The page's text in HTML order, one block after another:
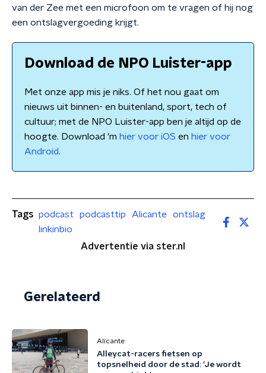
van der Zee met een microfoon om te vragen of hij nog
een ontslagvergoeding krijgt.
Download de NPO Luister-app
Met onze app mis je niks. Of het nou gaat om
nieuws uit binnen- en buitenland, sport, tech of
cultuur; met de NPO Luister-app ben je altijd op de
hoogte. Download 'm hier voor iOS en hier voor
Android.
Tags podcast podcasttip Alicante
ontslag
linkinbio
Advertentie via ster.nl
Gerelateerd
Alicante
Alleycat-racers fietsen op
topsnelheid door de stad: 'Je wordt